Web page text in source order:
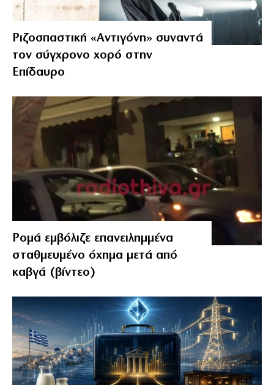
Ριζοσπαστική «Αντιγόνη» συναντά
τον σύγχρονο χορό στην
Επίδαυρο
Ρομά εμβόλιζε επανειλημμένα
σταθμευμένο όχημα μετά από
καβγά (βίντεο)